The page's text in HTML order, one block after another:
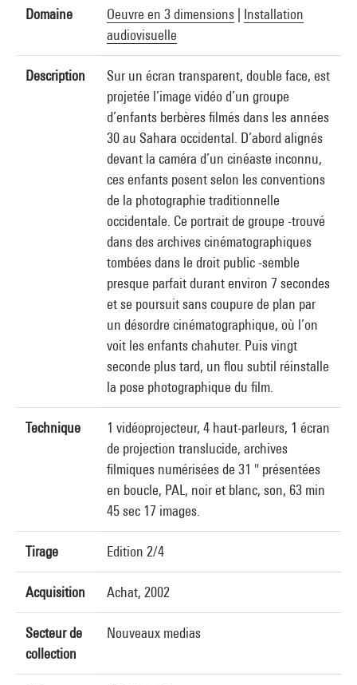
Domaine Oeuvre en 3 dimensions
Installation
audiovisuelle
Description
Sur un écran transparent, double face, est
projetée l’image vidéo d’un groupe
d’enfants berbères filmés dans les années
30 au Sahara occidental. D’abord alignés
devant la caméra d’un cinéaste inconnu,
ces enfants posent selon les conventions
de la photographie traditionnelle
occidentale. Ce portrait de groupe -trouvé
dans des archives cinématographiques
tombées dans le droit public -semble
presque parfait durant environ 7 secondes
et se poursuit sans coupure de plan par
un désordre cinématographique, où l’on
voit les enfants chahuter. Puis vingt
seconde plus tard, un flou subtil réinstalle
la pose photographique du film.
Technique
1 vidéoprojecteur, 4 haut-parleurs, 1 écran
de projection translucide, archives
filmiques numérisées de 31 " présentées
en boucle, PAL, noir et blanc, son, 63 min
45 sec 17 images.
Tirage Edition 2/4
Acquisition Achat, 2002
Secteur de
collection
Nouveaux medias